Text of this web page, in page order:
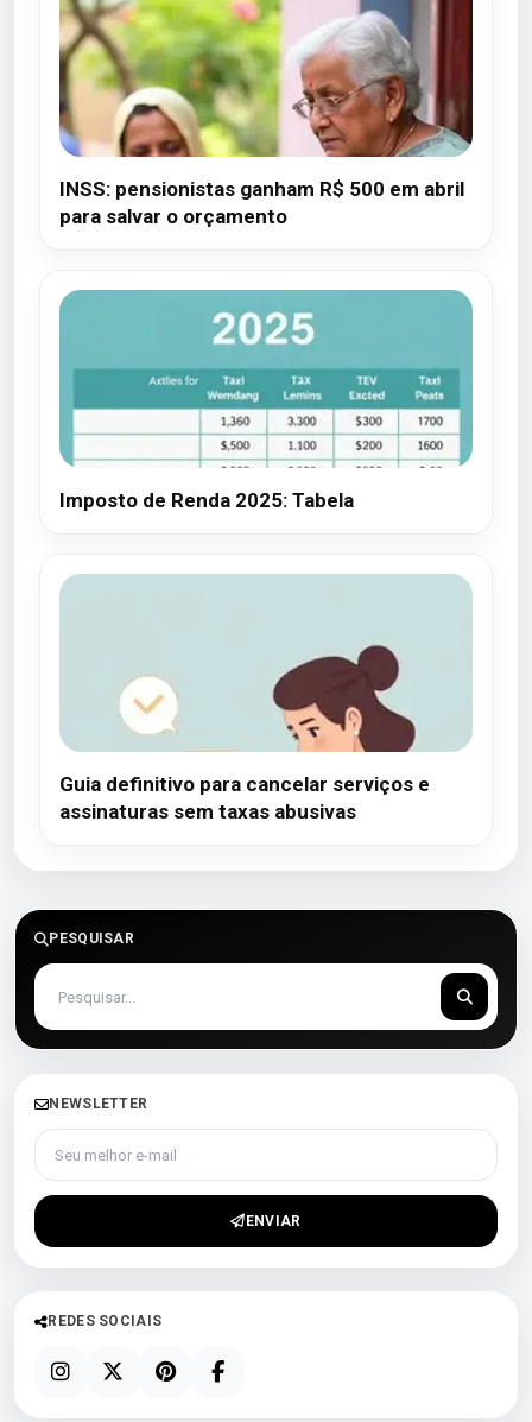
INSS: pensionistas ganham R$ 500 em abril
para salvar o orçamento
Imposto de Renda 2025: Tabela
Guia definitivo para cancelar serviços e
assinaturas sem taxas abusivas
PESQUISAR
NEWSLETTER
Seu melhor e-mail
ENVIAR
REDES SOCIAIS